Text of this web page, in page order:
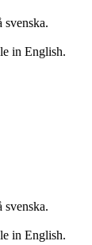
svenska.
in English.
svenska.
in English.